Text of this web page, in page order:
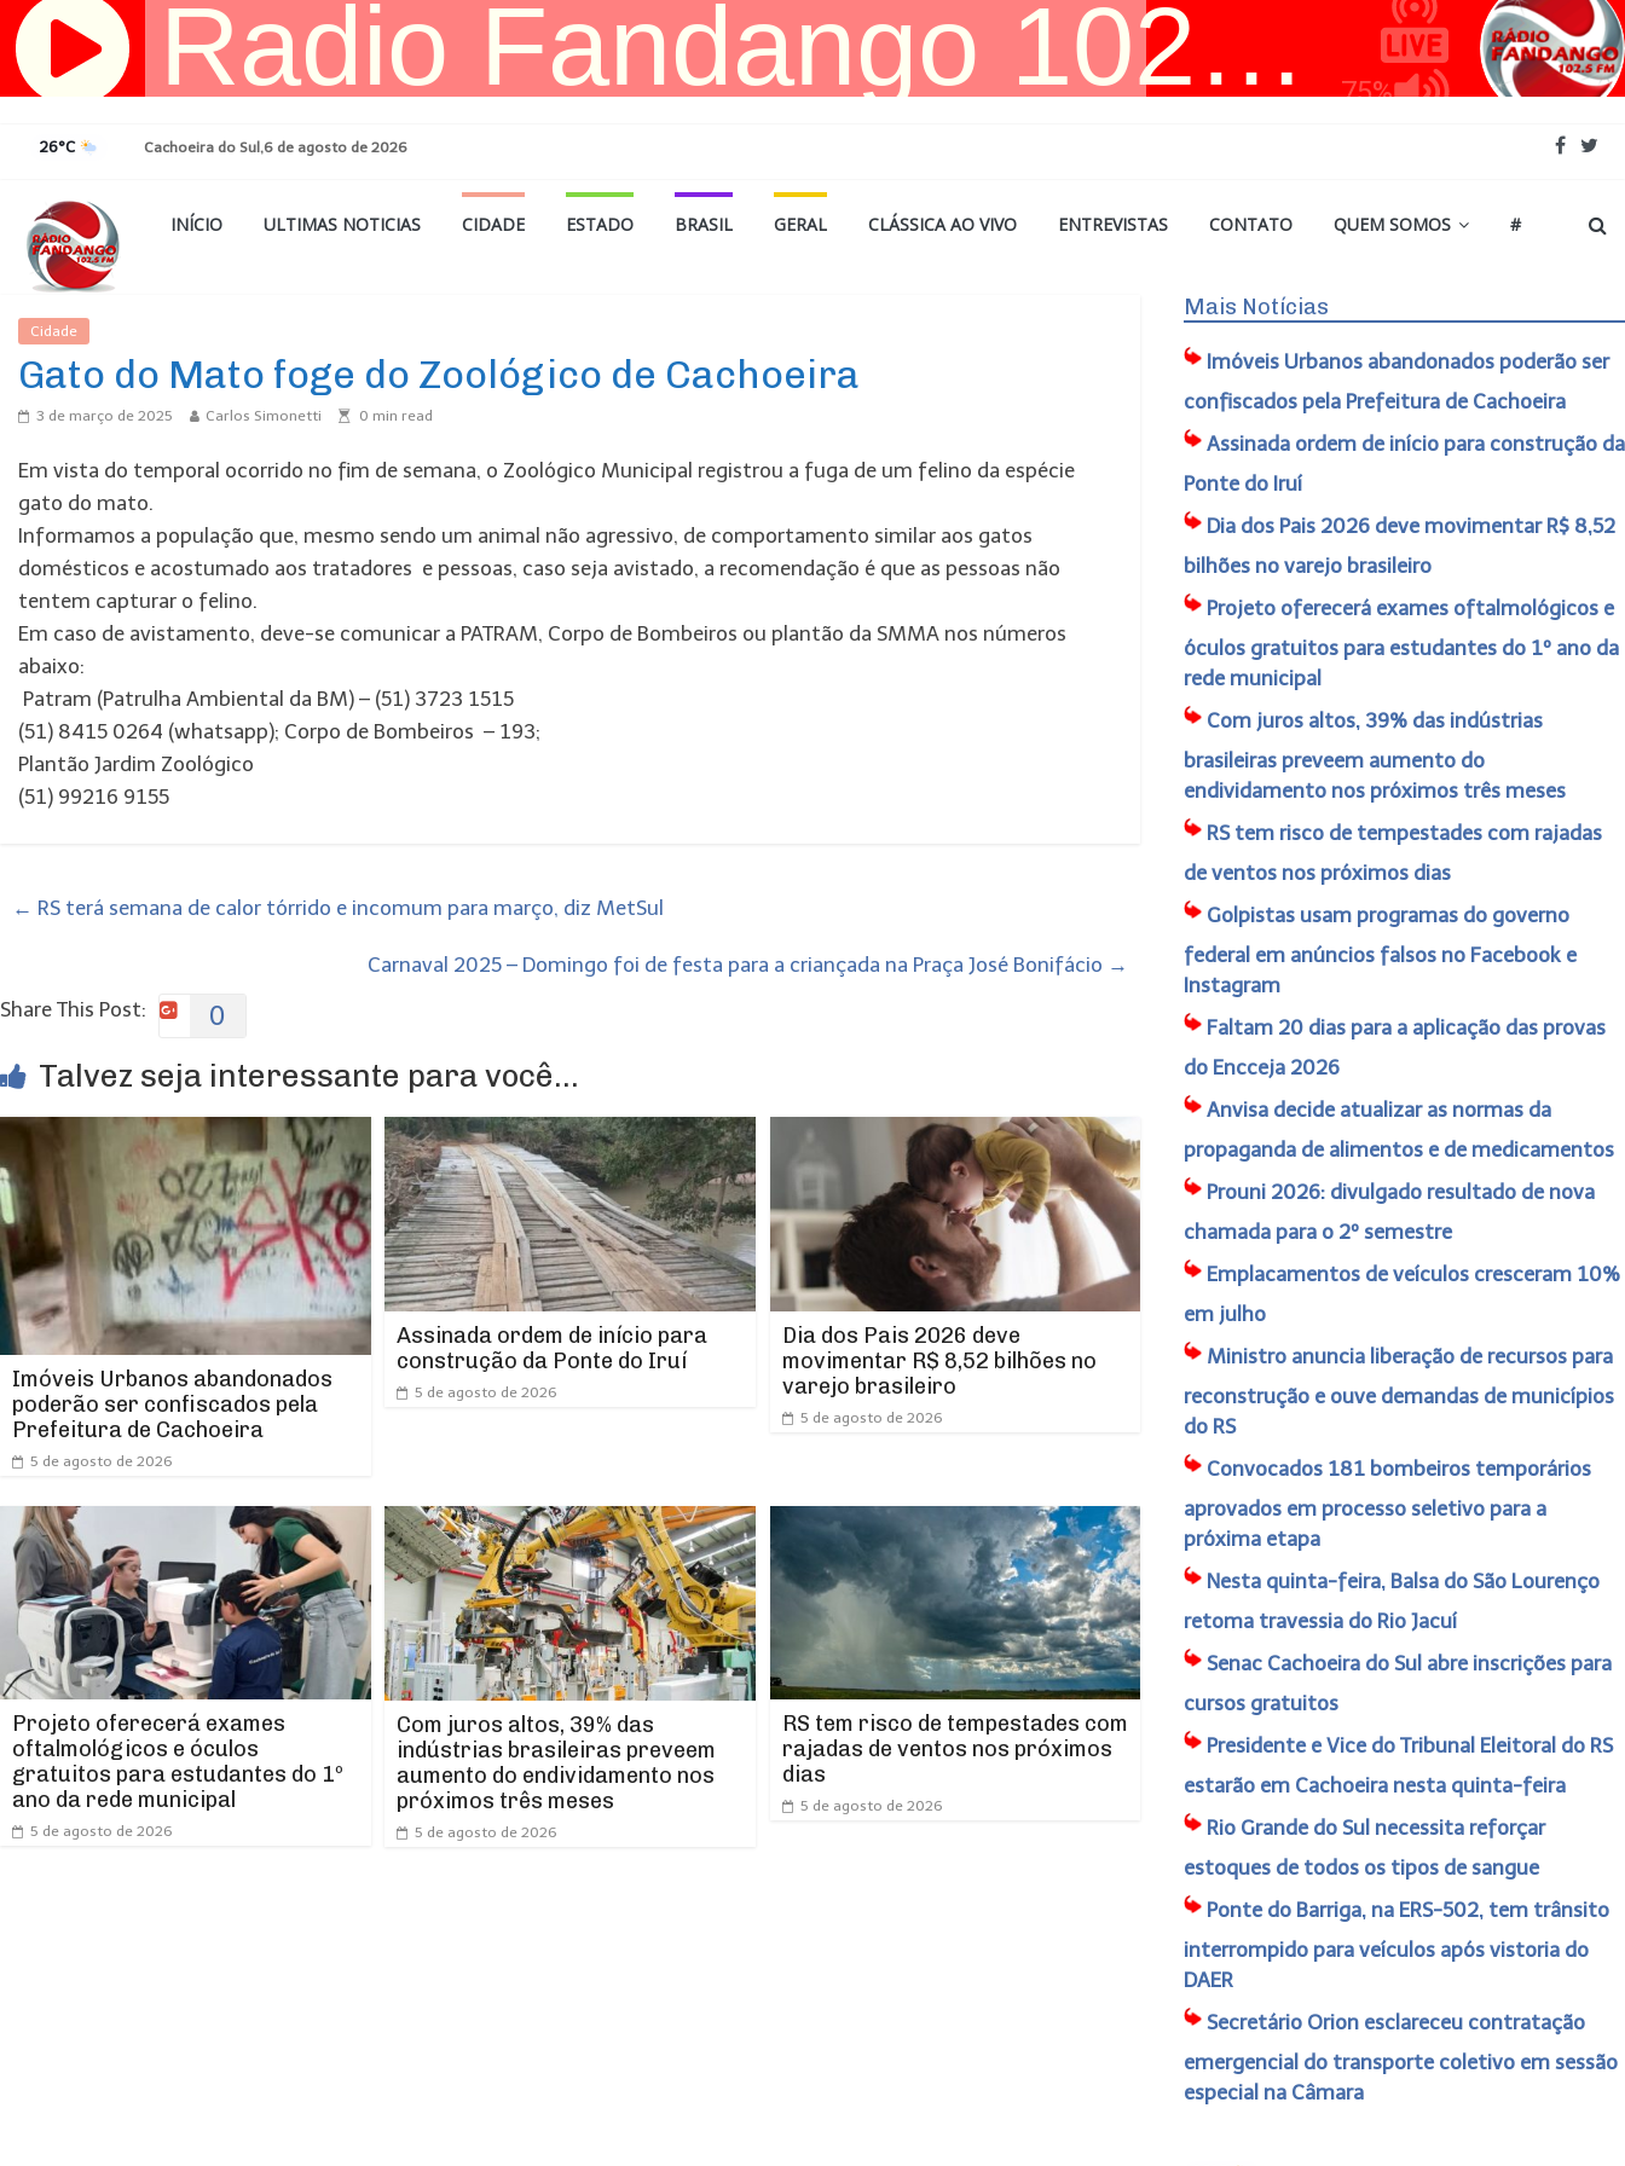
Pular
para
26°C Cachoeira do Sul,6 de agosto de 2026
INÍCIO ULTIMAS NOTICIAS CIDADE ESTADO BRASIL GERAL CLÁSSICA AO VIVO ENTREVISTAS CONTATO QUEM SOMOS #
Cidade
Gato do Mato foge do Zoológico de Cachoeira
3 de março de 2025 Carlos Simonetti 0 min read
Em vista do temporal ocorrido no fim de semana, o Zoológico Municipal registrou a fuga de um felino da espécie
gato do mato.
Informamos a população que, mesmo sendo um animal não agressivo, de comportamento similar aos gatos
domésticos e acostumado aos tratadores e pessoas, caso seja avistado, a recomendação é que as pessoas não
tentem capturar o felino.
Em caso de avistamento, deve-se comunicar a PATRAM, Corpo de Bombeiros ou plantão da SMMA nos números
abaixo:
Patram (Patrulha Ambiental da BM) – (51) 3723 1515
(51) 8415 0264 (whatsapp); Corpo de Bombeiros – 193;
Plantão Jardim Zoológico
(51) 99216 9155
← RS terá semana de calor tórrido e incomum para março, diz MetSul
Carnaval 2025 – Domingo foi de festa para a criançada na Praça José Bonifácio →
Share This Post:
0
Talvez seja interessante para você...
Imóveis Urbanos abandonados
poderão ser confiscados pela
Prefeitura de Cachoeira
5 de agosto de 2026
Assinada ordem de início para
construção da Ponte do Iruí
5 de agosto de 2026
Dia dos Pais 2026 deve
movimentar R$ 8,52 bilhões no
varejo brasileiro
5 de agosto de 2026
Projeto oferecerá exames
oftalmológicos e óculos
gratuitos para estudantes do 1º
ano da rede municipal
5 de agosto de 2026
Com juros altos, 39% das
indústrias brasileiras preveem
aumento do endividamento nos
próximos três meses
5 de agosto de 2026
RS tem risco de tempestades com
rajadas de ventos nos próximos
dias
5 de agosto de 2026
Mais Notícias
Imóveis Urbanos abandonados poderão ser
confiscados pela Prefeitura de Cachoeira
Assinada ordem de início para construção da
Ponte do Iruí
Dia dos Pais 2026 deve movimentar R$ 8,52
bilhões no varejo brasileiro
Projeto oferecerá exames oftalmológicos e
óculos gratuitos para estudantes do 1º ano da
rede municipal
Com juros altos, 39% das indústrias
brasileiras preveem aumento do
endividamento nos próximos três meses
RS tem risco de tempestades com rajadas
de ventos nos próximos dias
Golpistas usam programas do governo
federal em anúncios falsos no Facebook e
Instagram
Faltam 20 dias para a aplicação das provas
do Encceja 2026
Anvisa decide atualizar as normas da
propaganda de alimentos e de medicamentos
Prouni 2026: divulgado resultado de nova
chamada para o 2º semestre
Emplacamentos de veículos cresceram 10%
em julho
Ministro anuncia liberação de recursos para
reconstrução e ouve demandas de municípios
do RS
Convocados 181 bombeiros temporários
aprovados em processo seletivo para a
próxima etapa
Nesta quinta-feira, Balsa do São Lourenço
retoma travessia do Rio Jacuí
Senac Cachoeira do Sul abre inscrições para
cursos gratuitos
Presidente e Vice do Tribunal Eleitoral do RS
estarão em Cachoeira nesta quinta-feira
Rio Grande do Sul necessita reforçar
estoques de todos os tipos de sangue
Ponte do Barriga, na ERS-502, tem trânsito
interrompido para veículos após vistoria do
DAER
Secretário Orion esclareceu contratação
emergencial do transporte coletivo em sessão
especial na Câmara